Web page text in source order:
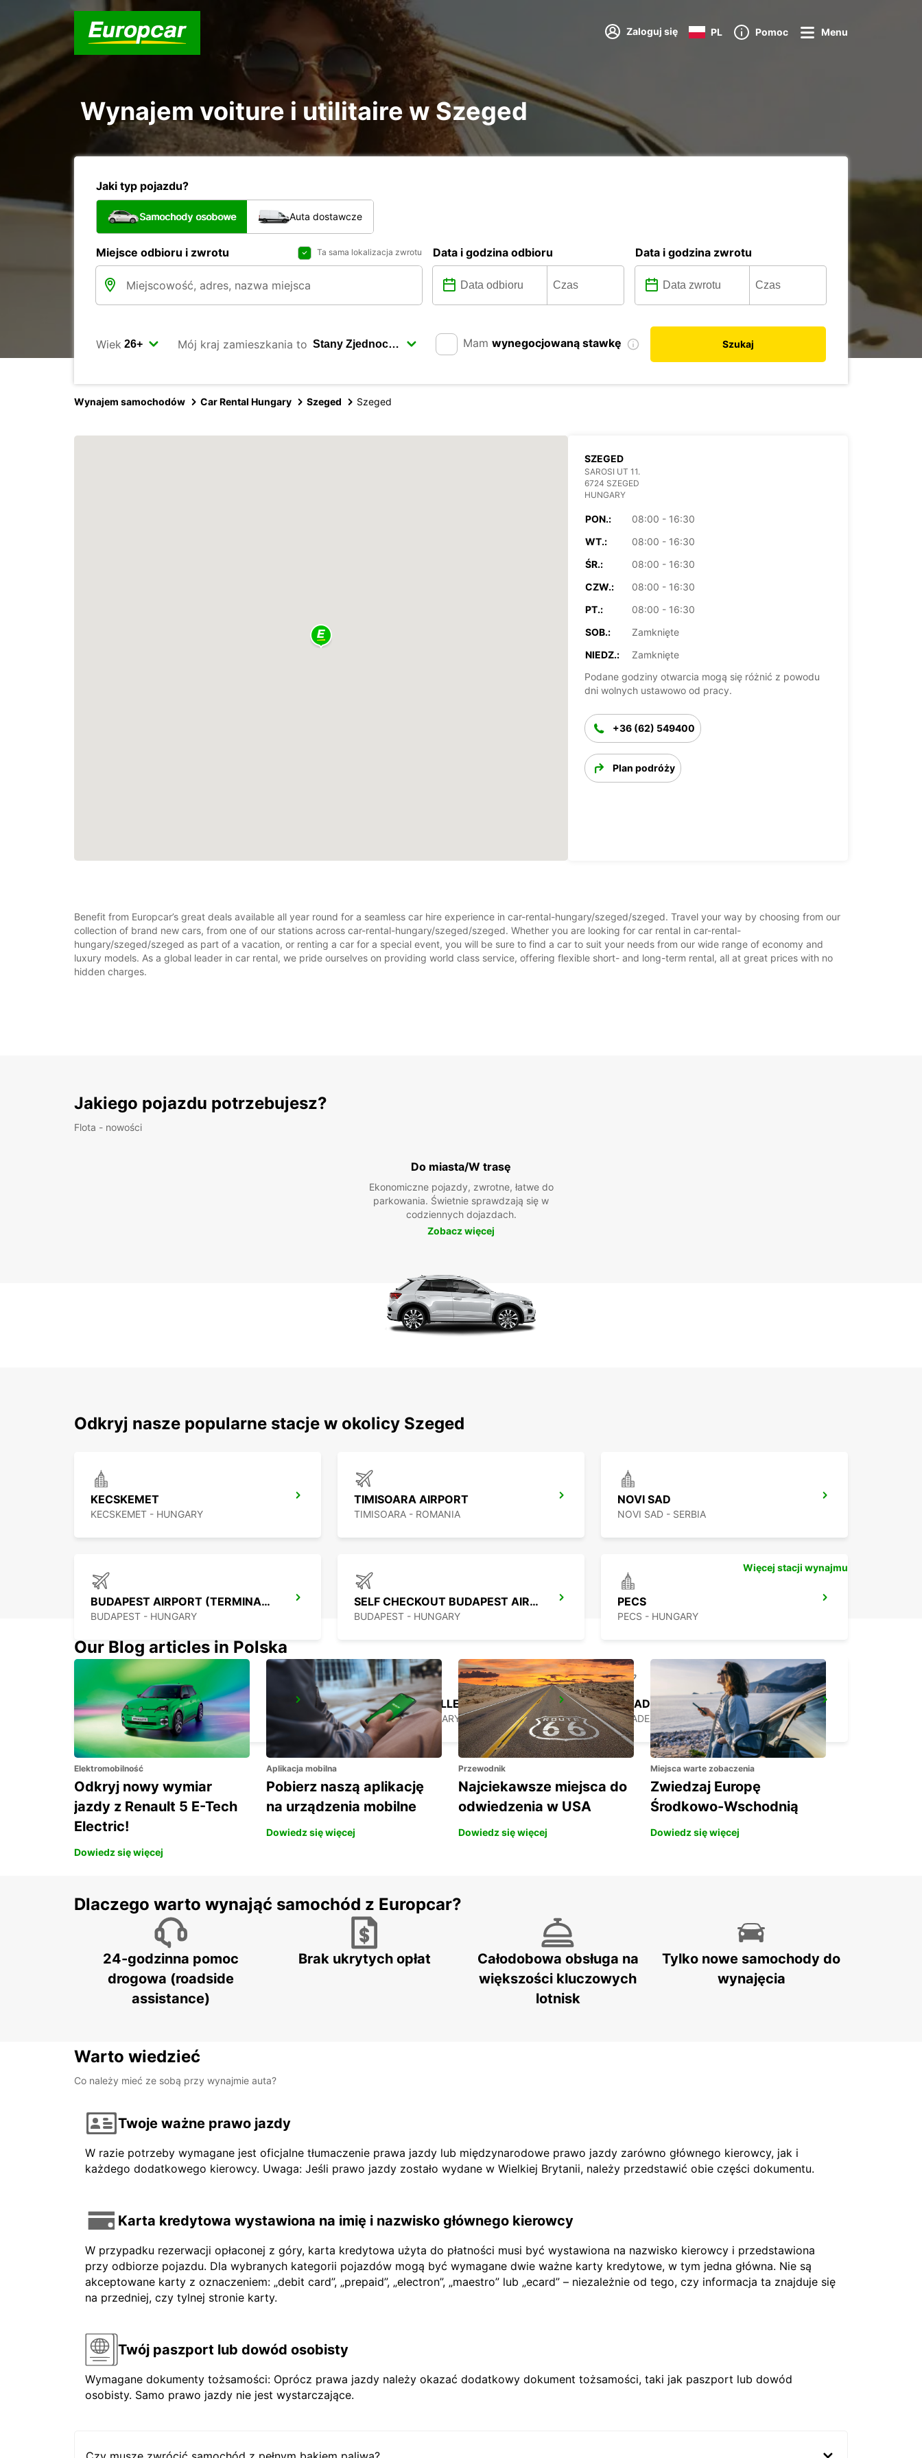
Zaloguj się PL Pomoc Menu
Wynajem voiture i utilitaire w Szeged
Jaki typ pojazdu?
Samochody osobowe Auta dostawcze
Miejsce odbioru i zwrotu Ta sama lokalizacja zwrotu Data i godzina odbioru Data i godzina zwrotu
Wiek Mój kraj zamieszkania to Mam wynegocjowaną stawkę Szukaj
Wynajem samochodów Car Rental Hungary Szeged Szeged
SZEGED
SAROSI UT 11.
6724 SZEGED
HUNGARY
PON.:
08:00 - 16:30
WT.:
08:00 - 16:30
ŚR.:
08:00 - 16:30
CZW.:
08:00 - 16:30
PT.:
08:00 - 16:30
SOB.:
Zamknięte
NIEDZ.:
Zamknięte
Podane godziny otwarcia mogą się różnić z powodu
dni wolnych ustawowo od pracy.
+36 (62) 549400
Plan podróży
Benefit from Europcar’s great deals available all year round for a seamless car hire experience in car-rental-hungary/szeged/szeged. Travel your way by choosing from our
collection of brand new cars, from one of our stations across car-rental-hungary/szeged/szeged. Whether you are looking for car rental in car-rental-
hungary/szeged/szeged as part of a vacation, or renting a car for a special event, you will be sure to find a car to suit your needs from our wide range of economy and
luxury models. As a global leader in car rental, we pride ourselves on providing world class service, offering flexible short- and long-term rental, all at great prices with no
hidden charges.
Jakiego pojazdu potrzebujesz?
Flota - nowości
Do miasta/W trasę
Ekonomiczne pojazdy, zwrotne, łatwe do
parkowania. Świetnie sprawdzają się w
codziennych dojazdach.
Zobacz więcej
Odkryj nasze popularne stacje w okolicy Szeged
KECSKEMET
KECSKEMET - HUNGARY
TIMISOARA AIRPORT
TIMISOARA - ROMANIA
NOVI SAD
NOVI SAD - SERBIA
BUDAPEST AIRPORT (TERMINAL 2B)
BUDAPEST - HUNGARY
SELF CHECKOUT BUDAPEST AIRPORT
BUDAPEST - HUNGARY
PECS
PECS - HUNGARY
BUDAPEST SZENTLORINCI
BUDAPEST - HUNGARY
BUDAPEST PRIELLE
BUDAPEST - HUNGARY
ORADEA AIRPORT MEET AND GREET
ORADEA - ROMANIA
Więcej stacji wynajmu
Our Blog articles in Polska
Elektromobilność
Odkryj nowy wymiar
jazdy z Renault 5 E-Tech
Electric!
Dowiedz się więcej
Aplikacja mobilna
Pobierz naszą aplikację
na urządzenia mobilne
Dowiedz się więcej
Przewodnik
Najciekawsze miejsca do
odwiedzenia w USA
Dowiedz się więcej
Miejsca warte zobaczenia
Zwiedzaj Europę
Środkowo-Wschodnią
Dowiedz się więcej
Dlaczego warto wynająć samochód z Europcar?
24-godzinna pomoc
drogowa (roadside
assistance)
Brak ukrytych opłat
Całodobowa obsługa na
większości kluczowych
lotnisk
Tylko nowe samochody do
wynajęcia
Warto wiedzieć
Co należy mieć ze sobą przy wynajmie auta?
Twoje ważne prawo jazdy
W razie potrzeby wymagane jest oficjalne tłumaczenie prawa jazdy lub międzynarodowe prawo jazdy zarówno głównego kierowcy, jak i
każdego dodatkowego kierowcy. Uwaga: Jeśli prawo jazdy zostało wydane w Wielkiej Brytanii, należy przedstawić obie części dokumentu.
Karta kredytowa wystawiona na imię i nazwisko głównego kierowcy
W przypadku rezerwacji opłaconej z góry, karta kredytowa użyta do płatności musi być wystawiona na nazwisko kierowcy i przedstawiona
przy odbiorze pojazdu. Dla wybranych kategorii pojazdów mogą być wymagane dwie ważne karty kredytowe, w tym jedna główna. Nie są
akceptowane karty z oznaczeniem: „debit card”, „prepaid”, „electron”, „maestro” lub „ecard” – niezależnie od tego, czy informacja ta znajduje się
na przedniej, czy tylnej stronie karty.
Twój paszport lub dowód osobisty
Wymagane dokumenty tożsamości: Oprócz prawa jazdy należy okazać dodatkowy dokument tożsamości, taki jak paszport lub dowód
osobisty. Samo prawo jazdy nie jest wystarczające.